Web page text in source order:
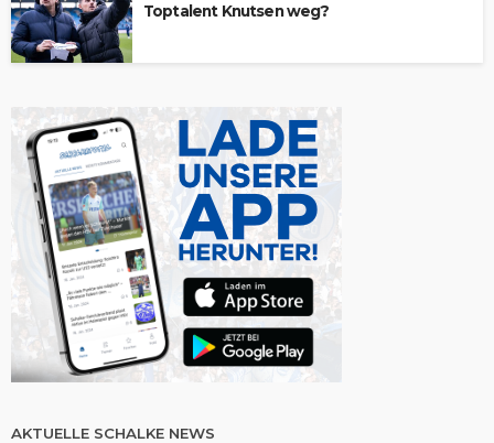
Toptalent Knutsen weg?
AKTUELLE SCHALKE NEWS